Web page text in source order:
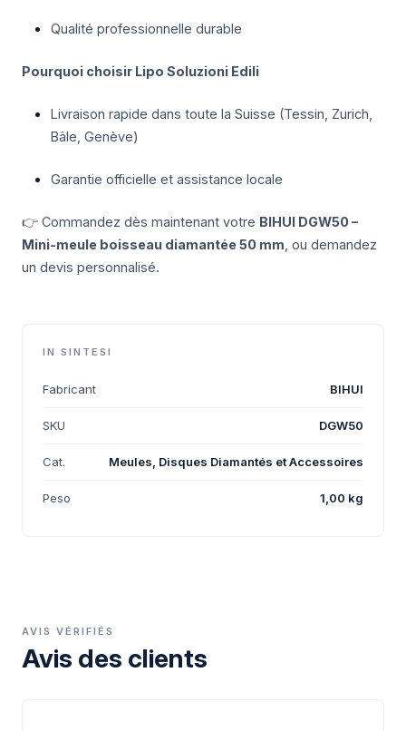
Qualité professionnelle durable
Pourquoi choisir Lipo Soluzioni Edili
Livraison rapide dans toute la Suisse (Tessin, Zurich,
Bâle, Genève)
Garantie officielle et assistance locale
👉 Commandez dès maintenant votre BIHUI DGW50 –
Mini-meule boisseau diamantée 50 mm , ou demandez
un devis personnalisé.
IN SINTESI
Fabricant BIHUI
SKU DGW50
Cat. Meules, Disques Diamantés et Accessoires
Peso 1,00 kg
AVIS VÉRIFIÉS
Avis des clients